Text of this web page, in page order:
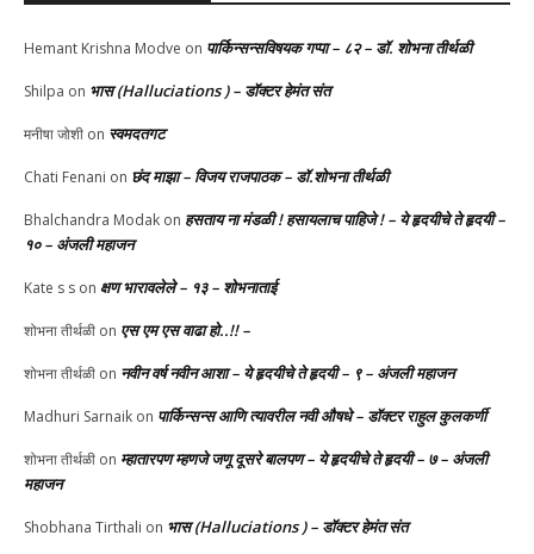
Hemant Krishna Modve on पार्किन्सन्सविषयक गप्पा – ८२ – डॉ. शोभना तीर्थळी
Shilpa on भास (Halluciations ) – डॉक्टर हेमंत संत
मनीषा जोशी on स्वमदतगट
Chati Fenani on छंद माझा – विजय राजपाठक – डॉ.शोभना तीर्थळी
Bhalchandra Modak on हसताय ना मंडळी‌ ! हसायलाच पाहिजे ! – ये हृदयीचे ते हृदयी –
१० – अंजली महाजन
Kate s s on क्षण भारावलेले – १३ – शोभनाताई
शोभना तीर्थळी on एस एम एस वाढा हो..!! –
शोभना तीर्थळी on नवीन वर्ष नवीन आशा – ये हृदयीचे ते हृदयी – ९ – अंजली महाजन
Madhuri Sarnaik on पार्किन्सन्स आणि त्यावरील नवी औषधे – डॉक्टर राहुल कुलकर्णी
शोभना तीर्थळी on म्हातारपण म्हणजे जणू दूसरे बालपण – ये हृदयीचे ते हृदयी – ७ – अंजली
महाजन
Shobhana Tirthali on भास (Halluciations ) – डॉक्टर हेमंत संत